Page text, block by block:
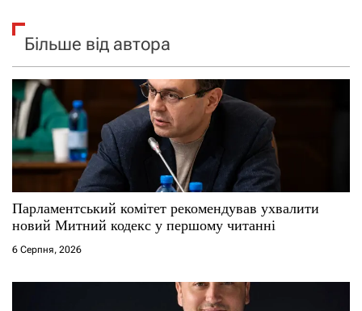
Більше від автора
Парламентський комітет рекомендував ухвалити
новий Митний кодекс у першому читанні
6 Серпня, 2026